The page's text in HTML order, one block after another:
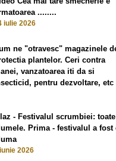
........
iulie 2026
ne "otravesc" magazinele
plantelor. Ceri contra
vanzatoarea iti da si
pentru dezvoltare, etc
- Festivalul scrumbiei: toate
Prima - festivalul a fost
2026